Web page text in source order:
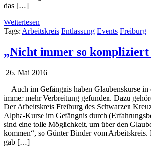
das […]
Weiterlesen
Tags: Arbeitskreis Entlassung Events Freiburg
„Nicht immer so kompliziert
26. Mai 2016
Auch im Gefängnis haben Glaubenskurse in
immer mehr Verbreitung gefunden. Dazu
Der Arbeitskreis Freiburg des Schwarzen
Alpha-Kurse im Gefängnis durch
sind eine tolle Möglichkeit, um über den
kommen“, so Günter Binder vom Arbeitskreis.
gab […]